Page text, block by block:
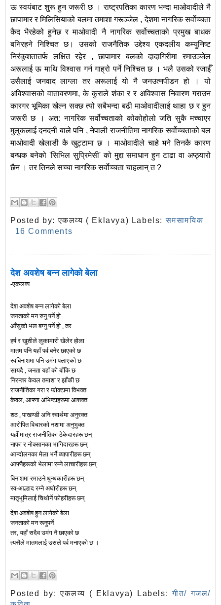
ऊ स्वयंबाट शुरू हुन जरूरी छ । राष्ट्रपतिका कारण भन्दा माओवादीले नै
छापामार र मिलिसियाको बलमा तमाशा गरूञ्जेल , देशमा नागरिक सर्वोच्चता
कैद भैरहेको हुनेछ र माओवादी नै नागरिक सर्वोच्चताको प्रमुख बाधक
बनिरहने निश्चित छ। उसको राजनैतिक उद्देश्य एकदलीय कम्युनिष्ट
निरंकूशतातर्फ लक्षित रहेर , छापामार बलको दादागिरीमा रमाउञ्जेल
अरूलाई ऊ माथि विश्वास गर्न गाह्रो पर्ने निश्चित छ । भलै उसको रजाईँ
उसैलाई जनवाद लाग्ला तर अरूलाई यो नै जनउत्नपीडन हो । यो
अविश्वासको वातावरणमा, के कुराले शंका र र अविश्वास निवारण गराउन
कारगर भूमिका खेल्न सक्छ त्यो सबैभन्दा बढी माओवादीलाई थाहा छ र हुन
जरूरी छ । अत: नागरिक सर्वोच्चताको कोकोहोलो जति सुकै मच्चाएर
मुलुकलाई दनदनी बाले पनि , नेपाली राजनीतिमा नागरिक सर्वोच्चताको बल
माओवादी खेलाडी कै खुट्टामा छ । माओवादीले चाहे भने तिनकै कारण
बन्धक बनेको 'सिभिल सुप्रिमेसी' को मुद्दा समाधान हुन टाढा वा अप्ठ्यारो
छैन । तर तिनले सच्चा नागरिक सर्वोच्चता चाहलान् त ?
Posted by:एकलव्य ( Eklavya) Labels:समसामयिक
16 Comments
देश अवशेष बन्न लागेको बेला
-एकलव्य
देश अवशेष बन्न लागेको बेला
जनताको मन रुनु पर्ने हो
आँसुको भल बग्नु पर्ने हो , तर
हर्ष र खुशीले लुकामारी खेलेर होला
मातम पनि यहाँ पर्व बनेर छाएको छ
स्वबिनाशमा पनि उमंग पलाएको छ
सायदै , जनता यहाँ को बाँकि छ
निरन्तर केवल तमाशा र झाँकी छ
राजनीतिका गरा र फोक्टामा विभक्त
केवल, आफ्ना अभिष्टाहरूमा आशक्त
शठ , पाखण्डी अनि स्वार्थमा अनुरक्त
आरोपित विचारको नशामा अनुभुक्त
यहाँ मात्र राजनीतिका ठेकेदारहरू छन्
नाफा र नोक्सानका भागिदारहरू छन्
आन्दोलनका मेला भर्ने व्यापारीहरू छन्
आफ्नैहरूको भेलामा रम्ने लाचारीहरू छन्
बिनाशमा रमाउने धुन्धकारीहरू छन्
स्व-आल्हाद रम्ने अघोरीहरू छन्
मातृभूमिलाई चिथोर्ने फोहरीहरू छन्
देश अवशेष हुन लागेको बेला
जनताको मन रूनुपर्ने
तर, यहाँ सदैव उमंग नै छाएको छ
त्यसैले मातमलाई उसले पर्व मनाएको छ ।
Posted by:एकलव्य ( Eklavya) Labels:गीत/ गजल/